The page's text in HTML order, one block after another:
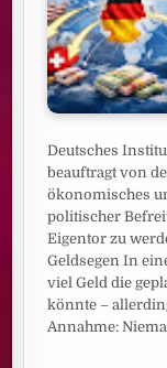
Deutsches
beauftragt von
ökonomisches
politischer
Eigentor zu
Geldsegen In
viel Geld die
könnte –
Annahme: